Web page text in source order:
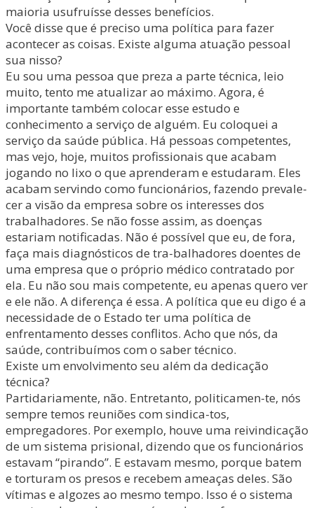
maioria usufruísse desses benefícios.
Você disse que é preciso uma política para fazer
acontecer as coisas. Existe alguma atuação pessoal
sua nisso?
Eu sou uma pessoa que preza a parte técnica, leio
muito, tento me atualizar ao máximo. Agora, é
importante também colocar esse estudo e
conhecimento a serviço de alguém. Eu coloquei a
serviço da saúde pública. Há pessoas competentes,
mas vejo, hoje, muitos profissionais que acabam
jogando no lixo o que aprenderam e estudaram. Eles
acabam servindo como funcionários, fazendo prevale-
cer a visão da empresa sobre os interesses dos
trabalhadores. Se não fosse assim, as doenças
estariam notificadas. Não é possível que eu, de fora,
faça mais diagnósticos de tra-balhadores doentes de
uma empresa que o próprio médico contratado por
ela. Eu não sou mais competente, eu apenas quero ver
e ele não. A diferença é essa. A política que eu digo é a
necessidade de o Estado ter uma política de
enfrentamento desses conflitos. Acho que nós, da
saúde, contribuímos com o saber técnico.
Existe um envolvimento seu além da dedicação
técnica?
Partidariamente, não. Entretanto, politicamen-te, nós
sempre temos reuniões com sindica-tos,
empregadores. Por exemplo, houve uma reivindicação
de um sistema prisional, dizendo que os funcionários
estavam “pirando”. E estavam mesmo, porque batem
e torturam os presos e recebem ameaças deles. São
vítimas e algozes ao mesmo tempo. Isso é o sistema